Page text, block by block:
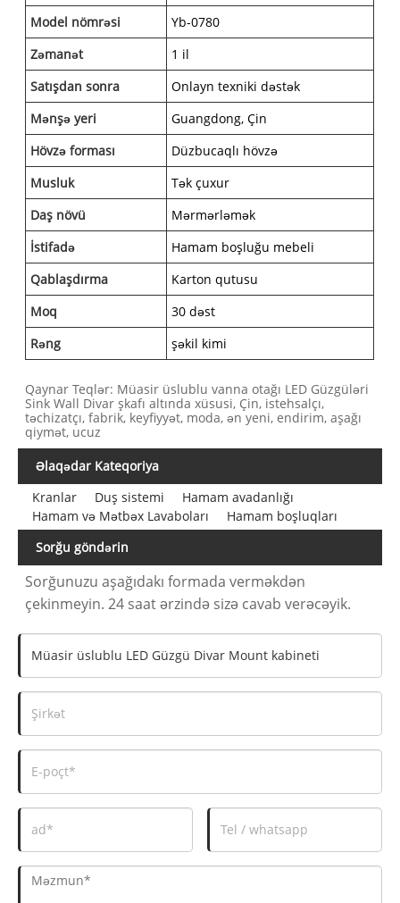
Model nömrəsi
Yb-0780
Zəmanət
1 il
Satışdan sonra
Onlayn texniki dəstək
Mənşə yeri
Guangdong, Çin
Hövzə forması
Düzbucaqlı hövzə
Musluk
Tək çuxur
Daş növü
Mərmərləmək
İstifadə
Hamam boşluğu mebeli
Qablaşdırma
Karton qutusu
Moq
30 dəst
Rəng
şəkil kimi
Qaynar Teqlər: Müasir üslublu vanna otağı LED Güzgüləri
Sink Wall Divar şkafı altında xüsusi, Çin, istehsalçı,
təchizatçı, fabrik, keyfiyyət, moda, ən yeni, endirim, aşağı
qiymət, ucuz
Əlaqədar Kateqoriya
Kranlar
Duş sistemi
Hamam avadanlığı
Hamam və Mətbəx Lavaboları
Hamam boşluqları
Sorğu göndərin
Sorğunuzu aşağıdakı formada verməkdən
çekinmeyin. 24 saat ərzində sizə cavab verəcəyik.